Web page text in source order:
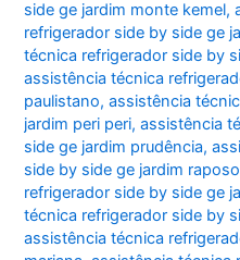
side ge jardim monte kemel,
refrigerador side by side ge
técnica refrigerador side by
assistência técnica
paulistano,assistência
jardim peri peri,assistência
side ge jardim prudência,
side by side ge jardim
refrigerador side by side ge
técnica refrigerador side by
assistência técnica